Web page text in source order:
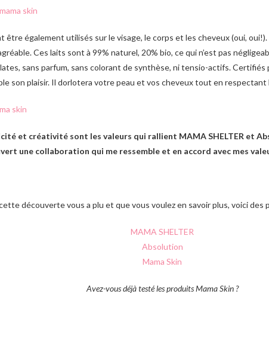
également utilisés sur le visage, le corps et les cheveux (oui, oui!).
Ces laits sont à 99% naturel, 20% bio, ce qui n’est pas
sans parfum, sans colorant de synthèse, ni tensio-actifs.
son plaisir. Il dorlotera votre peau et vos cheveux tout en respectant
et créativité sont les valeurs qui rallient MAMA SHELTER et
une collaboration qui me ressemble et en accord avec mes
découverte vous a plu et que vous voulez en savoir plus, voici des
MAMA SHELTER
Absolution
Mama Skin
Avez-vous déjà testé les produits Mama Skin ?